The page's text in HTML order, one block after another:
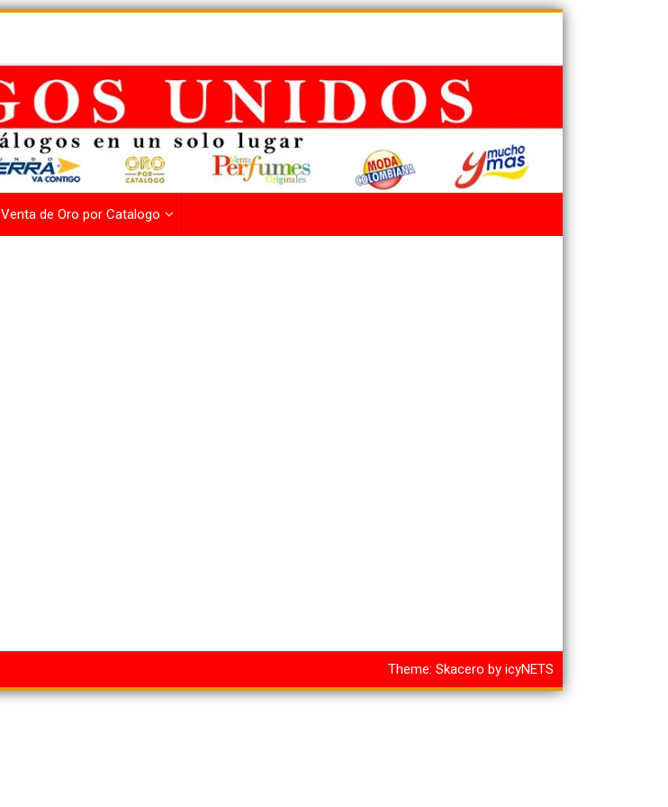
Venta de Oro por Catalogo
Theme: Skacero by icyNETS